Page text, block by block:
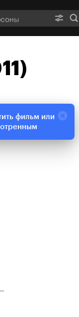
фильм или